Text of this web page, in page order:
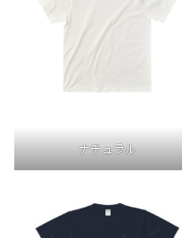
ナチュラル